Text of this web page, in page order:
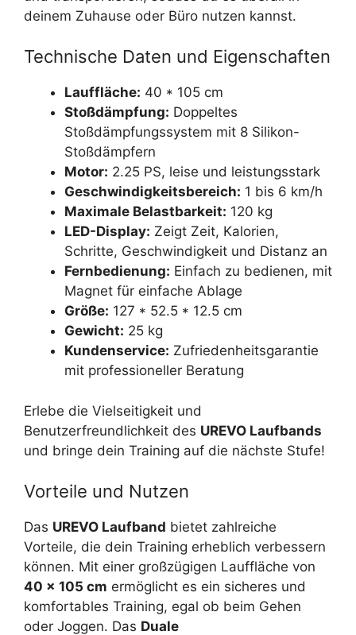
deinem Zuhause oder Büro nutzen kannst.
Technische Daten und Eigenschaften
Lauffläche: 40 * 105 cm
Stoßdämpfung: Doppeltes
Stoßdämpfungssystem mit 8 Silikon-
Stoßdämpfern
Motor: 2.25 PS, leise und leistungsstark
Geschwindigkeitsbereich: 1 bis 6 km/h
Maximale Belastbarkeit: 120 kg
LED-Display: Zeigt Zeit, Kalorien,
Schritte, Geschwindigkeit und Distanz an
Fernbedienung: Einfach zu bedienen, mit
Magnet für einfache Ablage
Größe: 127 * 52.5 * 12.5 cm
Gewicht: 25 kg
Kundenservice: Zufriedenheitsgarantie
mit professioneller Beratung
Erlebe die Vielseitigkeit und
Benutzerfreundlichkeit des UREVO Laufbands
und bringe dein Training auf die nächste Stufe!
Vorteile und Nutzen
Das UREVO Laufband bietet zahlreiche
Vorteile, die dein Training erheblich verbessern
können. Mit einer großzügigen Lauffläche von
40 x 105 cm ermöglicht es ein sicheres und
komfortables Training, egal ob beim Gehen
oder Joggen. Das Duale